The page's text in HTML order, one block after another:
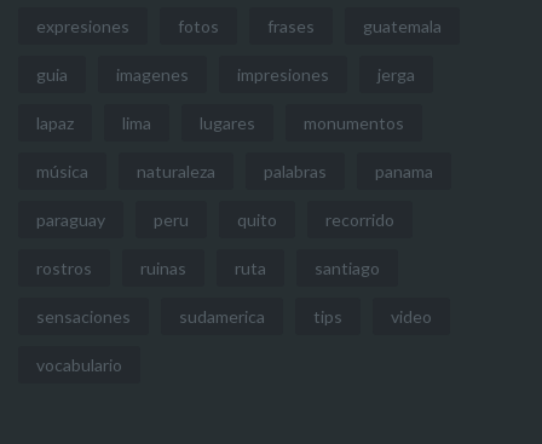
expresiones fotos frases guatemala
guia imagenes impresiones jerga
lapaz lima lugares monumentos
música naturaleza palabras panama
paraguay peru quito recorrido
rostros ruinas ruta santiago
sensaciones sudamerica tips video
vocabulario